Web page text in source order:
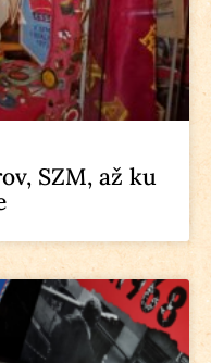
SZM, až ku